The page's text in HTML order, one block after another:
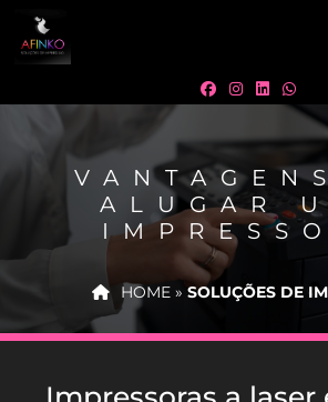
ALUGAR
HOME» SOLUÇÕES DE